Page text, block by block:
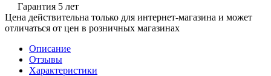
Гарантия 5 лет
Цена действительна только для интернет-магазина и может
отличаться от цен в розничных магазинах
Описание
Отзывы
Характеристики